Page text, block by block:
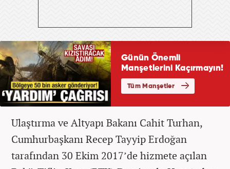
Ulaştırma ve Altyapı Bakanı Cahit Turhan,
Cumhurbaşkanı Recep Tayyip Erdoğan
tarafından 30 Ekim 2017’de hizmete açılan